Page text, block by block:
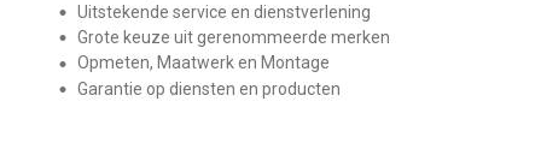
Uitstekende service en dienstverlening
Grote keuze uit gerenommeerde merken
Opmeten, Maatwerk en Montage
Garantie op diensten en producten